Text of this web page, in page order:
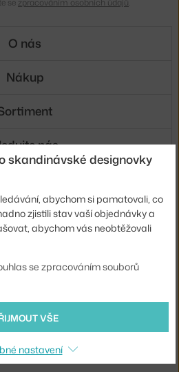
skandinávské designovky
abychom si pamatovali, co
zjistili stav vaší objednávky a
abychom vás neobtěžovali
se zpracováním souborů
VŠE
nastavení
O nás
Nákup
nás